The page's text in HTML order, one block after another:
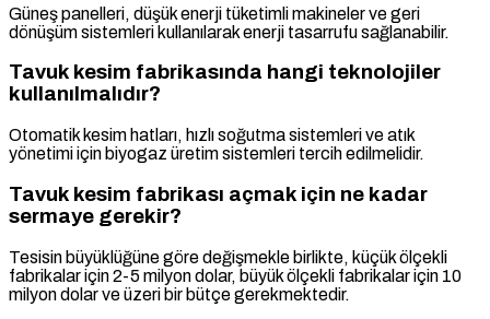
Güneş panelleri, düşük enerji tüketimli makineler ve geri
dönüşüm sistemleri kullanılarak enerji tasarrufu sağlanabilir.
Tavuk kesim fabrikasında hangi teknolojiler
kullanılmalıdır?
Otomatik kesim hatları, hızlı soğutma sistemleri ve atık
yönetimi için biyogaz üretim sistemleri tercih edilmelidir.
Tavuk kesim fabrikası açmak için ne kadar
sermaye gerekir?
Tesisin büyüklüğüne göre değişmekle birlikte, küçük ölçekli
fabrikalar için 2-5 milyon dolar, büyük ölçekli fabrikalar için 10
milyon dolar ve üzeri bir bütçe gerekmektedir.